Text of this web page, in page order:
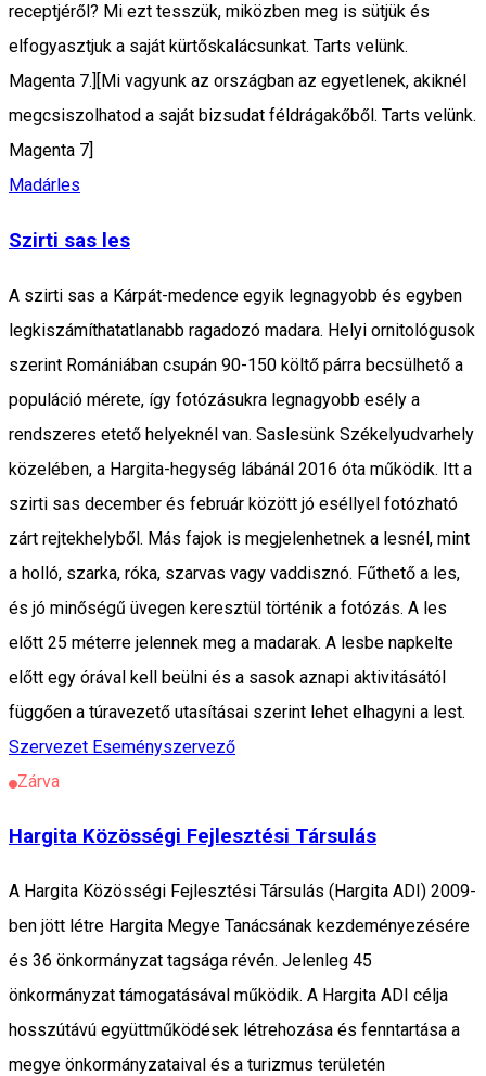
receptjéről? Mi ezt tesszük, miközben meg is sütjük és
elfogyasztjuk a saját kürtőskalácsunkat. Tarts velünk.
Magenta 7.][Mi vagyunk az országban az egyetlenek, akiknél
megcsiszolhatod a saját bizsudat féldrágakőből. Tarts velünk.
Magenta 7]
Madárles
Szirti sas les
A szirti sas a Kárpát-medence egyik legnagyobb és egyben
legkiszámíthatatlanabb ragadozó madara. Helyi ornitológusok
szerint Romániában csupán 90-150 költő párra becsülhető a
populáció mérete, így fotózásukra legnagyobb esély a
rendszeres etető helyeknél van. Saslesünk Székelyudvarhely
közelében, a Hargita-hegység lábánál 2016 óta működik. Itt a
szirti sas december és február között jó eséllyel fotózható
zárt rejtekhelyből. Más fajok is megjelenhetnek a lesnél, mint
a holló, szarka, róka, szarvas vagy vaddisznó. Fűthető a les,
és jó minőségű üvegen keresztül történik a fotózás. A les
előtt 25 méterre jelennek meg a madarak. A lesbe napkelte
előtt egy órával kell beülni és a sasok aznapi aktivitásától
függően a túravezető utasításai szerint lehet elhagyni a lest.
Szervezet Eseményszervező
Zárva
Hargita Közösségi Fejlesztési Társulás
A Hargita Közösségi Fejlesztési Társulás (Hargita ADI) 2009-
ben jött létre Hargita Megye Tanácsának kezdeményezésére
és 36 önkormányzat tagsága révén. Jelenleg 45
önkormányzat támogatásával működik. A Hargita ADI célja
hosszútávú együttműködések létrehozása és fenntartása a
megye önkormányzataival és a turizmus területén